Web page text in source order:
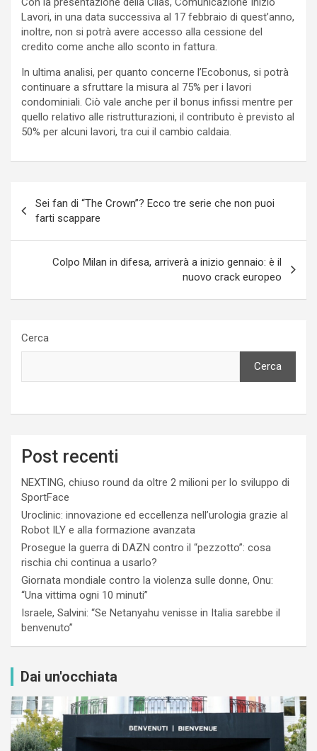
Lavori, in una data successiva al 17 febbraio di quest’anno,
inoltre, non si potrà avere accesso alla cessione del
credito come anche allo sconto in fattura.
In ultima analisi, per quanto concerne l’Ecobonus, si potrà
continuare a sfruttare la misura al 75% per i lavori
condominiali. Ciò vale anche per il bonus infissi mentre per
quello relativo alle ristrutturazioni, il contributo è previsto al
50% per alcuni lavori, tra cui il cambio caldaia.
articoli
Sei fan di “The Crown”? Ecco tre serie che non puoi
farti scappare
Colpo Milan in difesa, arriverà a inizio gennaio: è il
nuovo crack europeo
Cerca
Cerca
Post recenti
NEXTING, chiuso round da oltre 2 milioni per lo sviluppo di
SportFace
Uroclinic: innovazione ed eccellenza nell’urologia grazie al
Robot ILY e alla formazione avanzata
Prosegue la guerra di DAZN contro il “pezzotto”: cosa
rischia chi continua a usarlo?
Giornata mondiale contro la violenza sulle donne, Onu:
“Una vittima ogni 10 minuti”
Israele, Salvini: “Se Netanyahu venisse in Italia sarebbe il
benvenuto”
Dai un'occhiata